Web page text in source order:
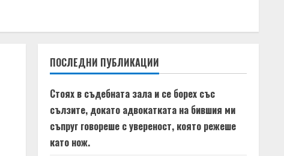
ПОСЛЕДНИ ПУБЛИКАЦИИ
Стоях в съдебната зала и се борех със
сълзите, докато адвокатката на бившия ми
съпруг говореше с увереност, която режеше
като нож.